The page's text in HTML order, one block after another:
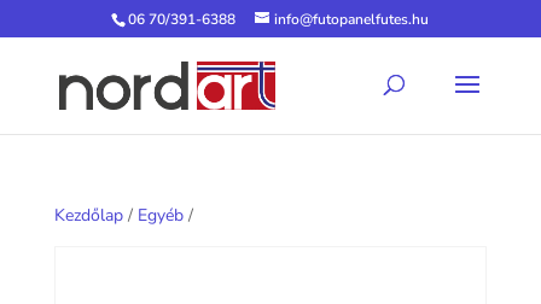
06 70/391-6388 info@futopanelfutes.hu
Kezdőlap/ Egyéb/